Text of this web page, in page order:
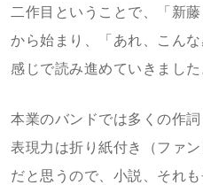
二作目ということで、「新
から始まり、「あれ、こん
感じで読み進めていきました
本業のバンドでは多くの作
表現力は折り紙付き（ファ
だと思うので、小説、それ